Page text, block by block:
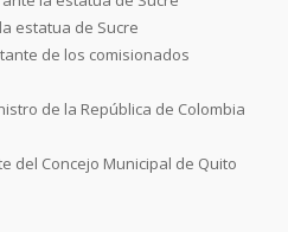
estatua de Sucre
de los comisionados
de la República de Colombia
del Concejo Municipal de Quito